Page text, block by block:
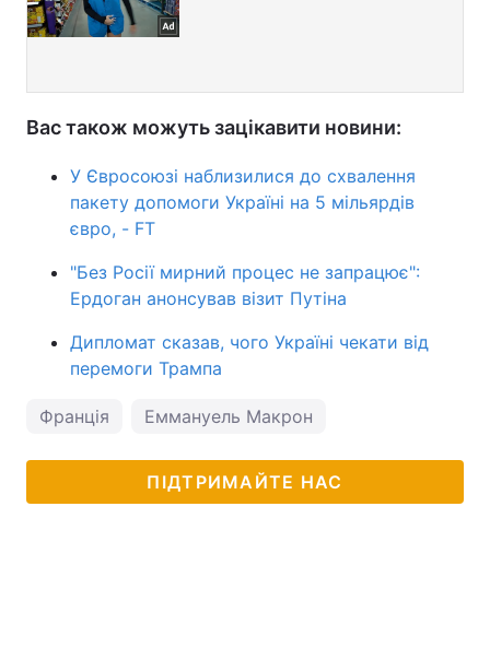
Вас також можуть зацікавити новини:
У Євросоюзі наблизилися до схвалення
пакету допомоги Україні на 5 мільярдів
євро, - FT
"Без Росії мирний процес не запрацює":
Ердоган анонсував візит Путіна
Дипломат сказав, чого Україні чекати від
перемоги Трампа
Франція Еммануель Макрон
ПІДТРИМАЙТЕ НАС